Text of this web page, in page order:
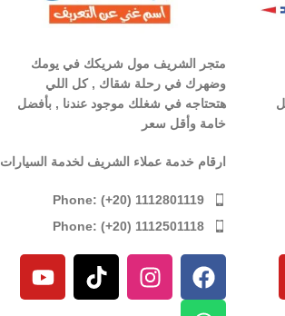
متجر الشريف مول شريكك في يومك
وضهرك في رحلة شقاك , كل اللي
هتحتاجه في شغلك موجود عندنا , بأفضل
خامة وأقل سعر
ارقام خدمة عملاء الشريف لخدمة السيارات
Phone: (+20) 1112801119
Phone: (+20) 1112501118